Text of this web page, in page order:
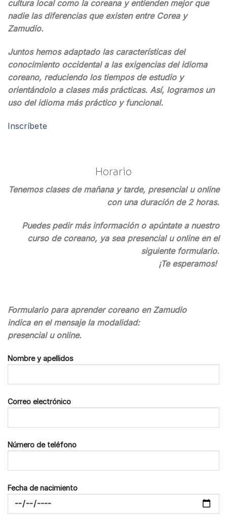
cultura local como la coreana y entienden mejor que
nadie las diferencias que existen entre Corea y
Zamudio.
Juntos hemos adaptado las características del
conocimiento occidental a las exigencias del idioma
coreano, reduciendo los tiempos de estudio y
orientándolo a clases más prácticas. Así, logramos un
uso del idioma más práctico y funcional.
Inscríbete
Horario
Tenemos clases de mañana y tarde, presencial u online
con una duración de 2 horas.
Puedes pedir más información o apúntate a nuestro
curso de coreano, ya sea presencial u online en el
siguiente formulario.
¡Te esperamos!
Formulario para aprender coreano en Zamudio
indica en el mensaje la modalidad:
presencial u online.
Nombre y apellidos
Correo electrónico
Número de teléfono
Fecha de nacimiento